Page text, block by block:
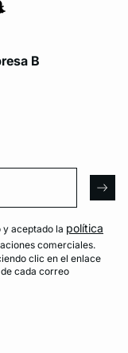
B
aceptado la política
comerciales.
clic en el enlace
cada correo